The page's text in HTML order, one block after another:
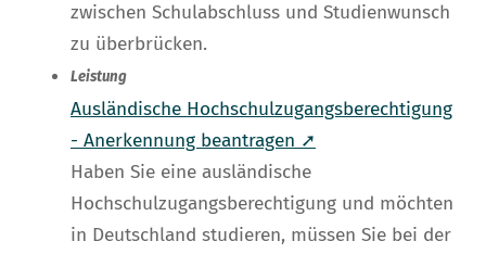
zwischen Schulabschluss und Studienwunsch
zu überbrücken.
Leistung
Ausländische Hochschulzugangsberechtigung
- Anerkennung beantragen ➚
Haben Sie eine ausländische
Hochschulzugangsberechtigung und möchten
in Deutschland studieren, müssen Sie bei der